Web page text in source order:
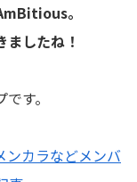
。
したね！
す。
カラなどメンバ